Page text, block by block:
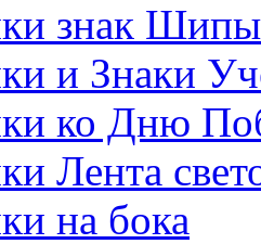
знак Шипы
и Знаки
ко Дню
Лента
на бока